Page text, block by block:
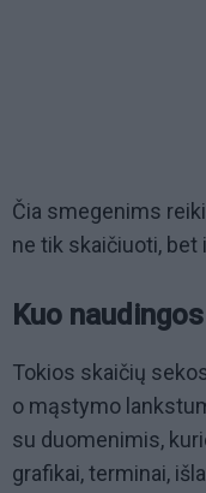
Čia smegenims
ne tik skaičiuoti,
Kuo
Tokios skaičių
o mąstymo
su duomenimis,
grafikai, terminai,